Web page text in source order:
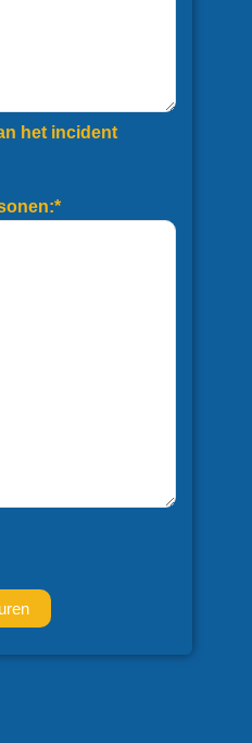
het incident